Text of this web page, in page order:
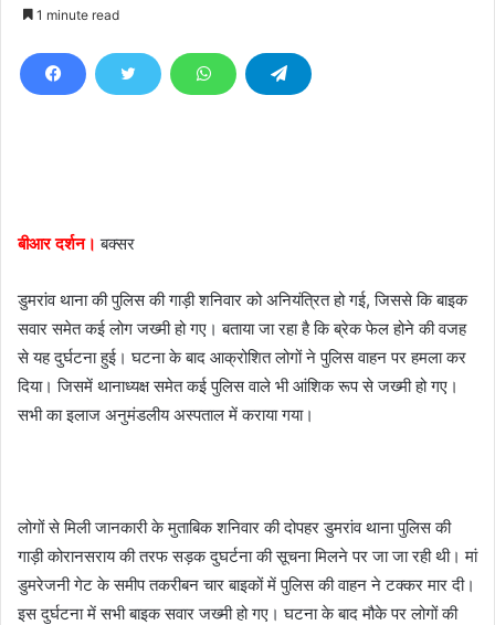
d
1 minute read
बीआर दर्शन। बक्सर
डुमरांव थाना की पुलिस की गाड़ी शनिवार को अनियंत्रित हो गई, जिससे कि बाइक
सवार समेत कई लोग जख्मी हो गए। बताया जा रहा है कि ब्रेक फेल होने की वजह
से यह दुर्घटना हुई। घटना के बाद आक्रोशित लोगों ने पुलिस वाहन पर हमला कर
दिया। जिसमें थानाध्यक्ष समेत कई पुलिस वाले भी आंशिक रूप से जख्मी हो गए।
सभी का इलाज अनुमंडलीय अस्पताल में कराया गया।
लोगों से मिली जानकारी के मुताबिक शनिवार की दोपहर डुमरांव थाना पुलिस की
गाड़ी कोरानसराय की तरफ सड़क दुघर्टना की सूचना मिलने पर जा जा रही थी। मां
डुमरेजनी गेट के समीप तकरीबन चार बाइकों में पुलिस की वाहन ने टक्कर मार दी।
इस दुर्घटना में सभी बाइक सवार जख्मी हो गए। घटना के बाद मौके पर लोगों की